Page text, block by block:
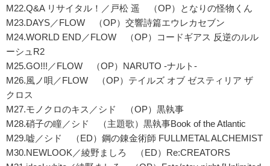
M22.Q&A リサイタル！／戸松 遥 （OP）となりの怪物くん
M23.DAYS／FLOW （OP）交響詩篇エウレカセブン
M24.WORLD END／FLOW （OP）コードギアス 反逆のルル
ーシュR2
M25.GO!!!／FLOW （OP）NARUTO -ナルト-
M26.風ノ唄／FLOW （OP）テイルズ オブ ゼスティリア ザ
クロス
M27.モノクロのキス／シド （OP）黒執事
M28.硝子の瞳／シド （主題歌）黒執事Book of the Atlantic
M29.嘘／シド （ED）鋼の錬金術師 FULLMETAL ALCHEMIST
M30.NEWLOOK／綾野ましろ （ED）Re:CREATORS